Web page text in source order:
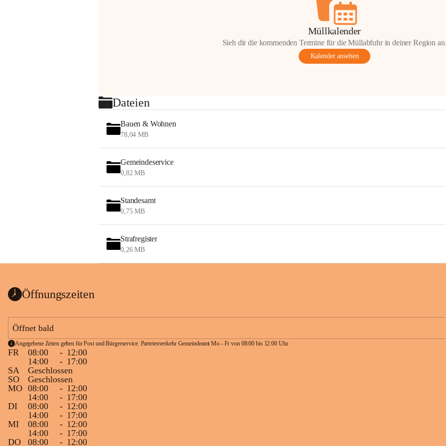
Müllkalender
Sieh dir die kommenden Termine für die Müllabfuhr in deiner Region
Kalender ansehen
Dateien
Bauen & Wohnen
78,04 MB
Gemeindeservice
0,82 MB
Standesamt
0,75 MB
Strafregister
0,26 MB
Öffnungszeiten
Öffnet bald
Angegebene Zeiten gelten für Post und Bürgerservice. Parteienverkehr Gemeindeamt Mo - Fr von 08:00 bis 12:00 Uhr.
FR 08:00 - 12:00
14:00
- 17:00
SA
Geschlossen
SO
Geschlossen
MO 08:00 - 12:00
14:00
- 17:00
DI
08:00 - 12:00
14:00
- 17:00
MI
08:00 - 12:00
14:00
- 17:00
DO
08:00 - 12:00